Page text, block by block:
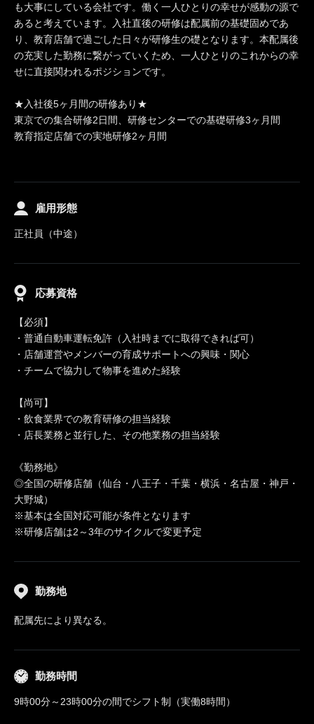
も大事にしている会社です。働く一人ひとりの幸せが感動の源で
あると考えています。入社直後の研修は配属前の基礎固めであ
り、教育店舗で過ごした日々が研修生の礎となります。本配属後
の充実した勤務に繋がっていくため、一人ひとりのこれからの幸
せに直接関われるポジションです。
★入社後5ヶ月間の研修あり★
東京での集合研修2日間、研修センターでの基礎研修3ヶ月間
教育指定店舗での実地研修2ヶ月間
雇用形態
正社員（中途）
応募資格
【必須】
・普通自動車運転免許（入社時までに取得できれば可）
・店舗運営やメンバーの育成サポートへの興味・関心
・チームで協力して物事を進めた経験
【尚可】
・飲食業界での教育研修の担当経験
・店長業務と並行した、その他業務の担当経験
《勤務地》
◎全国の研修店舗（仙台・八王子・千葉・横浜・名古屋・神戸・
大野城）
※基本は全国対応可能が条件となります
※研修店舗は2～3年のサイクルで変更予定
勤務地
配属先により異なる。
勤務時間
9時00分～23時00分の間でシフト制（実働8時間）